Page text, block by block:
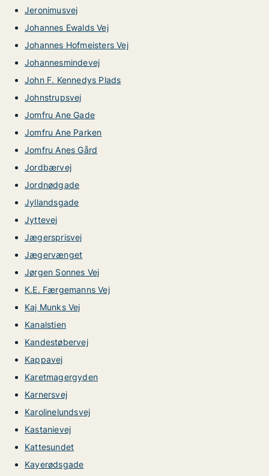
Jeronimusvej
Johannes Ewalds Vej
Johannes Hofmeisters Vej
Johannesmindevej
John F. Kennedys Plads
Johnstrupsvej
Jomfru Ane Gade
Jomfru Ane Parken
Jomfru Anes Gård
Jordbærvej
Jordnødgade
Jyllandsgade
Jyttevej
Jægersprisvej
Jægervænget
Jørgen Sonnes Vej
K.E. Færgemanns Vej
Kaj Munks Vej
Kanalstien
Kandestøbervej
Kappavej
Karetmagergyden
Karnersvej
Karolinelundsvej
Kastanievej
Kattesundet
Kayerødsgade